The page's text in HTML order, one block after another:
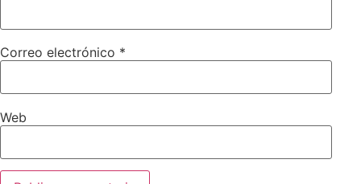
Correo electrónico *
Web